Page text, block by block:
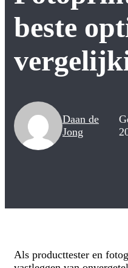
beste
Daan de
Jong
Als producttester en